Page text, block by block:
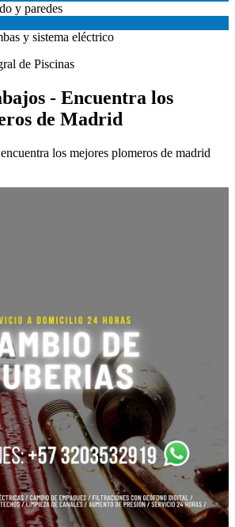
y paredes
y sistema eléctrico
- Encuentra los
de Madrid
los mejores plomeros de madrid